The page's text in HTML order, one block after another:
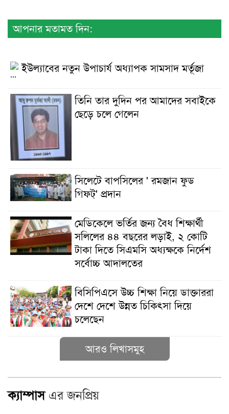
আপনার মতামত দিন:
ইউল্যাবের নতুন উপাচার্য অধ্যাপক সামসাদ মর্তূজা
তিনি তার দুদিন পর আমাদের সবাইকে
ছেড়ে চলে গেলেন
সিলেটে বাপসিলের ' রমজান ফুড
গিফট্' প্রদান
মেডিকেলে ভর্তির জন্য বৈধ শিক্ষার্থী
সলিলের ৪৪ বছরের লড়াই, ২ কোটি
টাকা দিতে সিএমসি অধ্যক্ষকে নির্দেশ
সর্বোচ্চ আদালতের
বিসিপিএসে উচ্চ শিক্ষা নিয়ে ডাক্তাররা
দেশে দেশে উন্নত চিকিৎসা দিয়ে
চলেছেন
আরও লিখাসমুহ
ক্যাম্পাসএর জনপ্রিয়